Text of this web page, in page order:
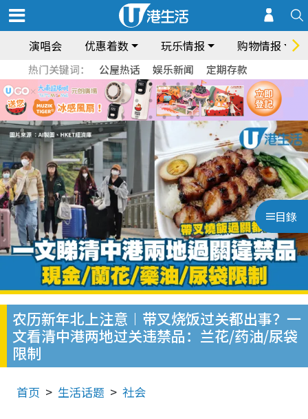
演唱会 优惠着数 玩乐情报 购物情报
热门关键词： 公屋热话 娱乐新闻 定期存款
目錄
农历新年北上注意︱带叉烧饭过关都出事？一
文看清中港两地过关违禁品：兰花/药油/尿袋
限制
首页 生活话题 社会